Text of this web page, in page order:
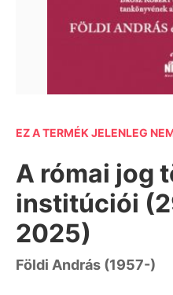
EZ A TERMÉK JELENLEG
A római jog
institúciói
2025)
Földi András (1957-)